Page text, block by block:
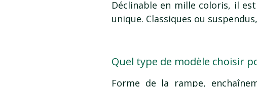
Déclinable en mille coloris, il
unique. Classiques ou
Quel type de modèle choisir
Forme de la rampe,